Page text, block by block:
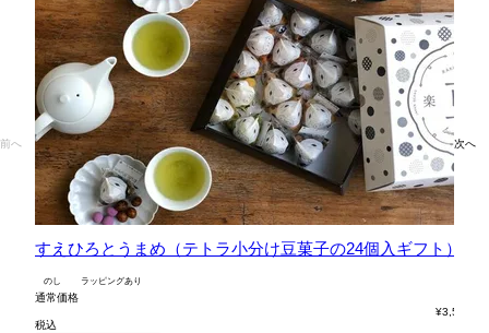
前へ
すえひろとうまめ（テトラ小分け豆菓子の24個入ギフト）
のし ラッピングあり
通常価格
¥3,564
税込
次へ